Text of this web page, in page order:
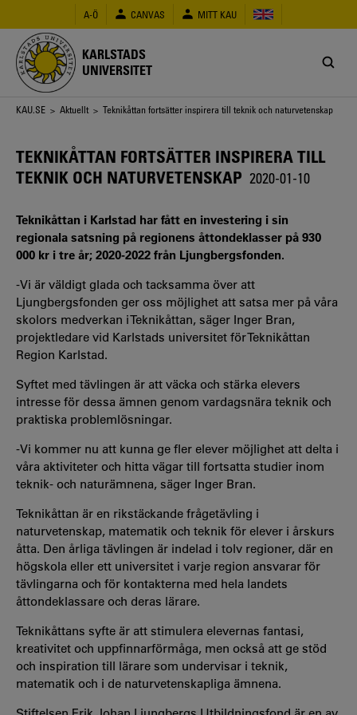
huvudinnehåll
A-Ö CANVAS MITT KAU
KARLSTADS
UNIVERSITET
Länkstig
KAU.SE > Aktuellt > Teknikåttan fortsätter inspirera till teknik och naturvetenskap
TEKNIKÅTTAN FORTSÄTTER INSPIRERA TILL
TEKNIK OCH NATURVETENSKAP 2020-01-10
Teknikåttan i Karlstad har fått en investering i sin
regionala satsning på regionens åttondeklasser på 930
000 kr i tre år; 2020-2022 från Ljungbergsfonden.
-Vi är väldigt glada och tacksamma över att
Ljungbergsfonden ger oss möjlighet att satsa mer på våra
skolors medverkan i Teknikåttan, säger Inger Bran,
projektledare vid Karlstads universitet för Teknikåttan
Region Karlstad.
Syftet med tävlingen är att väcka och stärka elevers
intresse för dessa ämnen genom vardagsnära teknik och
praktiska problemlösningar.
-Vi kommer nu att kunna ge fler elever möjlighet att delta i
våra aktiviteter och hitta vägar till fortsatta studier inom
teknik- och naturämnena, säger Inger Bran.
Teknikåttan är en rikstäckande frågetävling i
naturvetenskap, matematik och teknik för elever i årskurs
åtta. Den årliga tävlingen är indelad i tolv regioner, där en
högskola eller ett universitet i varje region ansvarar för
tävlingarna och för kontakterna med hela landets
åttondeklassare och deras lärare.
Teknikåttans syfte är att stimulera elevernas fantasi,
kreativitet och uppfinnarförmåga, men också att ge stöd
och inspiration till lärare som undervisar i teknik,
matematik och i de naturvetenskapliga ämnena.